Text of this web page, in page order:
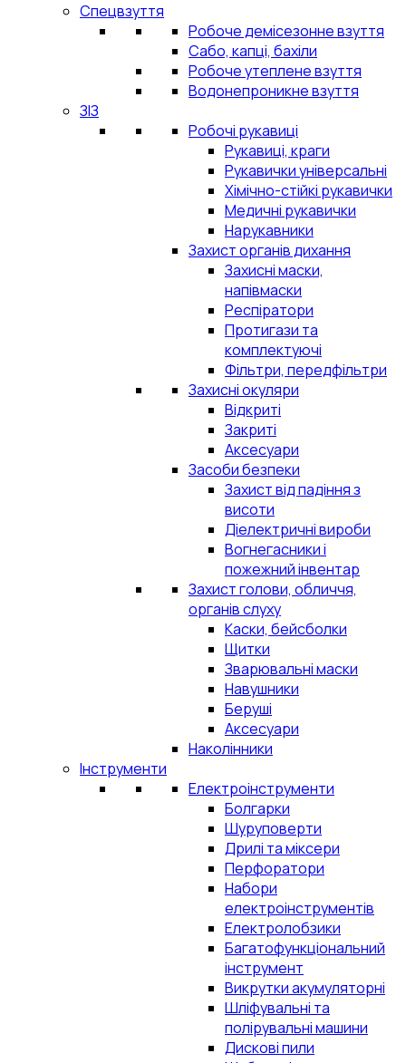
Спецвзуття
Робоче демісезонне взуття
Сабо, капці, бахіли
Робоче утеплене взуття
Водонепроникне взуття
ЗІЗ
Робочі рукавиці
Рукавиці, краги
Рукавички універсальні
Хімічно-стійкі рукавички
Медичні рукавички
Нарукавники
Захист органів дихання
Захисні маски,
напівмаски
Респіратори
Протигази та
комплектуючі
Фільтри, передфільтри
Захисні окуляри
Відкриті
Закриті
Аксесуари
Засоби безпеки
Захист від падіння з
висоти
Діелектричні вироби
Вогнегасники і
пожежний інвентар
Захист голови, обличчя,
органів слуху
Каски, бейсболки
Щитки
Зварювальні маски
Навушники
Беруші
Аксесуари
Наколінники
Інструменти
Електроінструменти
Болгарки
Шуруповерти
Дрилі та міксери
Перфоратори
Набори
електроінструментів
Електролобзики
Багатофункціональний
інструмент
Викрутки акумуляторні
Шліфувальні та
полірувальні машини
Дискові пили